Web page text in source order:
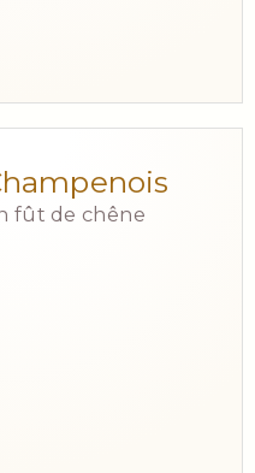
fût de chêne